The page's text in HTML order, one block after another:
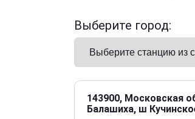
Выберите город:
143900, Московская
Балашиха, ш